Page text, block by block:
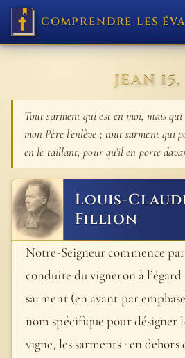
COMPRENDRE LES
JEAN
Tout sarment qui est en moi, mais
mon Père l’enlève ; tout sarment
en le taillant, pour qu’il en porte
Louis-
Fillion
Notre-Seigneur commence
conduite du vigneron à
sarment (en avant par
nom spécifique pour désigner
vigne, les sarments : en dehors